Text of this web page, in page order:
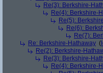
Re(3): Berkshire-
Re(4): Berkshire-
Re(5):
Re(6):
Re(7):
Re: Berkshire-Hathaway (
Re(2): Berkshire-
Re(3): Berkshire-
Re(4): Berkshire-